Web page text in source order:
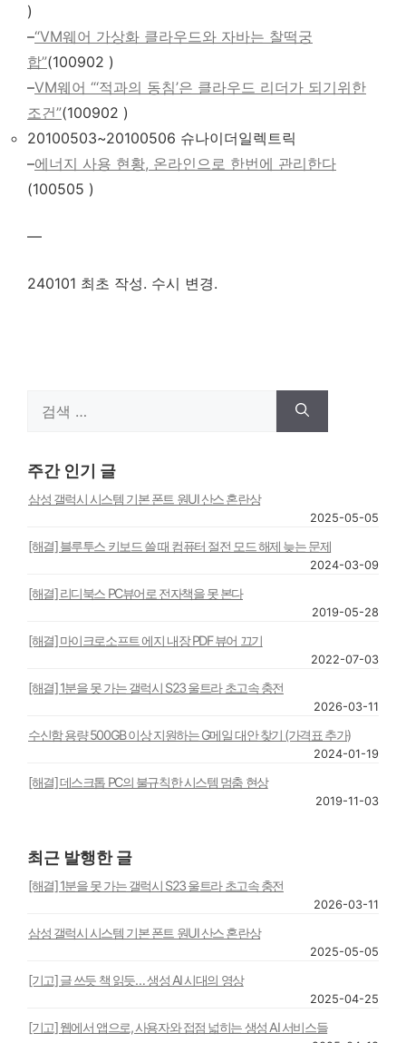
)
–“VM웨어 가상화 클라우드와 자바는 찰떡궁
합”(100902 )
–VM웨어 “‘적과의 동침’은 클라우드 리더가 되기위한
조건”(100902 )
20100503~20100506 슈나이더일렉트릭
–에너지 사용 현황, 온라인으로 한번에 관리한다
(100505 )
—
240101 최초 작성. 수시 변경.
주간 인기 글
삼성 갤럭시 시스템 기본 폰트 원UI 산스 혼란상
2025-05-05
[해결] 블루투스 키보드 쓸 때 컴퓨터 절전 모드 해제 늦는 문제
2024-03-09
[해결] 리디북스 PC뷰어로 전자책을 못 본다
2019-05-28
[해결] 마이크로소프트 에지 내장 PDF 뷰어 끄기
2022-07-03
[해결] 1분을 못 가는 갤럭시 S23 울트라 초고속 충전
2026-03-11
수신함 용량 500GB 이상 지원하는 G메일 대안 찾기 (가격표 추가)
2024-01-19
[해결] 데스크톱 PC의 불규칙한 시스템 멈춤 현상
2019-11-03
최근 발행한 글
[해결] 1분을 못 가는 갤럭시 S23 울트라 초고속 충전
2026-03-11
삼성 갤럭시 시스템 기본 폰트 원UI 산스 혼란상
2025-05-05
[기고] 글 쓰듯 책 읽듯… 생성 AI 시대의 영상
2025-04-25
[기고] 웹에서 앱으로, 사용자와 접점 넓히는 생성 AI 서비스들